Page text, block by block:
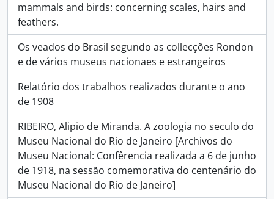
mammals and birds: concerning scales, hairs and
feathers.
Os veados do Brasil segundo as collecções Rondon
e de vários museus nacionaes e estrangeiros
Relatório dos trabalhos realizados durante o ano
de 1908
RIBEIRO, Alipio de Miranda. A zoologia no seculo do
Museu Nacional do Rio de Janeiro [Archivos do
Museu Nacional: Confêrencia realizada a 6 de junho
de 1918, na sessão comemorativa do centenário do
Museu Nacional do Rio de Janeiro]